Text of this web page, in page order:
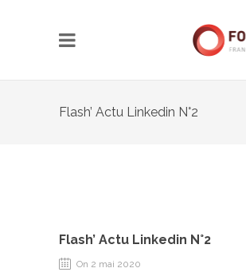
Flash’ Actu Linkedin N°2
Flash’ Actu Linkedin N°2
On 2 mai 2020